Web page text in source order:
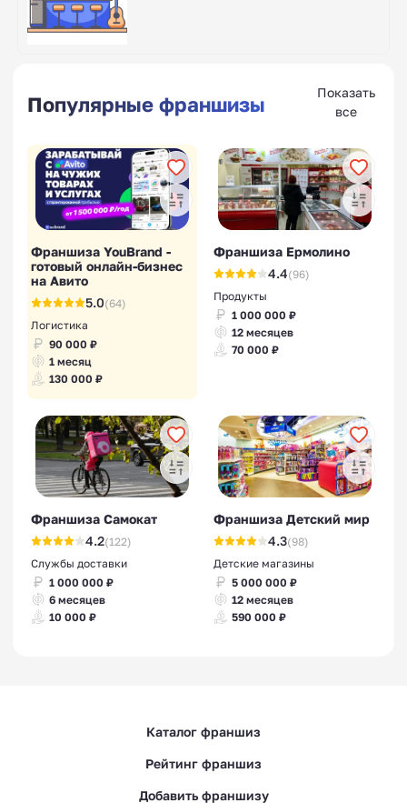
Популярные франшизы
Показать
все
Франшиза YouBrand -
готовый онлайн-бизнес
на Авито
5.0(64)
Логистика
90 000 ₽
1 месяц
130 000 ₽
Франшиза Ермолино
4.4(96)
Продукты
1 000 000 ₽
12 месяцев
70 000 ₽
Франшиза Самокат
4.2(122)
Службы доставки
1 000 000 ₽
6 месяцев
10 000 ₽
Франшиза Детский мир
4.3(98)
Детские магазины
5 000 000 ₽
12 месяцев
590 000 ₽
Каталог франшиз
Рейтинг франшиз
Добавить франшизу